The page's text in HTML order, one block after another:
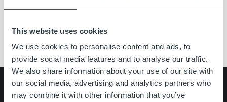
This website uses cookies
We use cookies to personalise content and ads, to
provide social media features and to analyse our traffic.
We also share information about your use of our site with
our social media, advertising and analytics partners who
may combine it with other information that you’ve
Search for: